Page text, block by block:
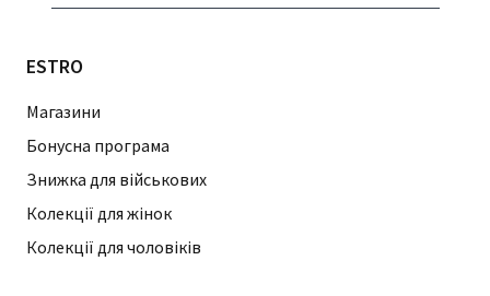
ESTRO
Магазини
Бонусна програма
Знижка для військових
Колекції для жінок
Колекції для чоловіків